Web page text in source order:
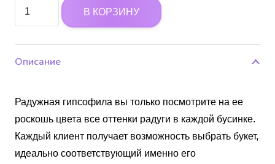
Количество
букет
В КОРЗИНУ
Описание
Радужная гипсофила вы только посмотрите на ее
роскошь цвета все оттенки радуги в каждой бусинке.
Каждый клиент получает возможность выбрать букет,
идеально соответствующий именно его